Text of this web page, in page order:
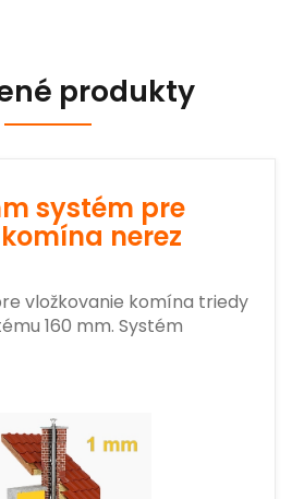
produkty
systém pre
nerez
vložkovanie komína triedy
160 mm. Systém